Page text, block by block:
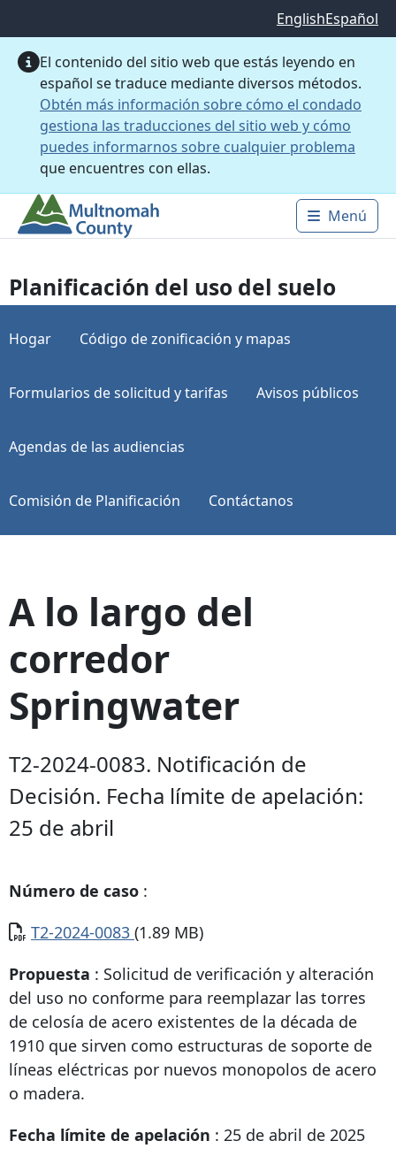
EnglishEspañol
El contenido del sitio web que estás leyendo en
español se traduce mediante diversos métodos.
Obtén más información sobre cómo el condado
gestiona las traducciones del sitio web y cómo
puedes informarnos sobre cualquier problema
que encuentres con ellas.
Main
Menú
Planificación del uso del suelo
Hogar Código de zonificación y mapas
Formularios de solicitud y tarifas Avisos públicos
Agendas de las audiencias
Comisión de Planificación Contáctanos
A lo largo del
corredor
Springwater
T2-2024-0083. Notificación de
Decisión. Fecha límite de apelación:
25 de abril
Número de caso :
Documento
T2-2024-0083 (1.89 MB)
Propuesta : Solicitud de verificación y alteración
del uso no conforme para reemplazar las torres
de celosía de acero existentes de la década de
1910 que sirven como estructuras de soporte de
líneas eléctricas por nuevos monopolos de acero
o madera.
Fecha límite de apelación : 25 de abril de 2025